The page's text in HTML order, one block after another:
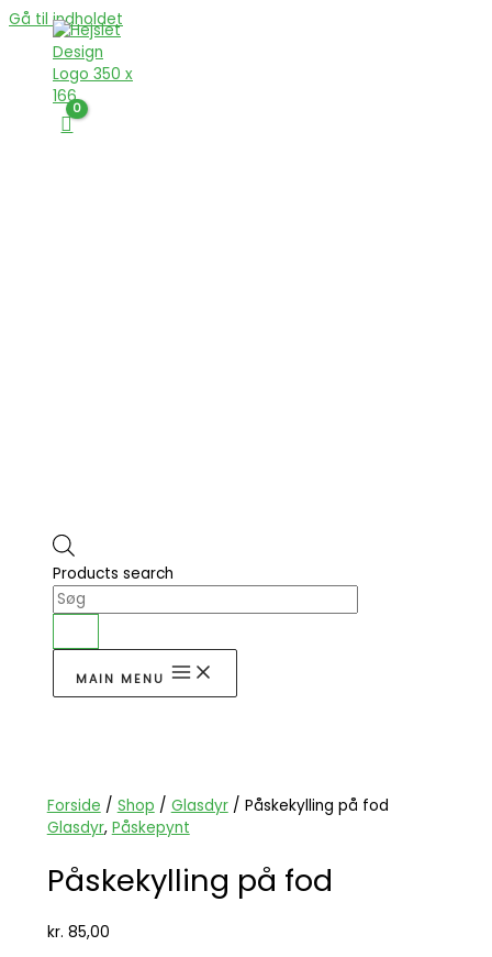
Gå til indholdet
Products search
MAIN MENU
Forside / Shop / Glasdyr/ Påskekylling på fod
Glasdyr, Påskepynt
Påskekylling på fod
kr. 85,00